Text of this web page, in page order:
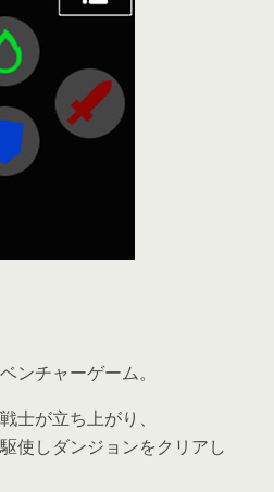
ンチャーゲーム。
士が立ち上がり、
使しダンジョンをクリアし